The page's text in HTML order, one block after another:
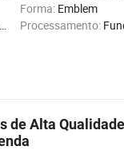
Forma: Emblem
Processamento:
Alta